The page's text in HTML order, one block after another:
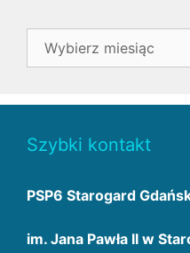
Szybki kontakt
PSP6 Starogard
im. Jana Pawła II w